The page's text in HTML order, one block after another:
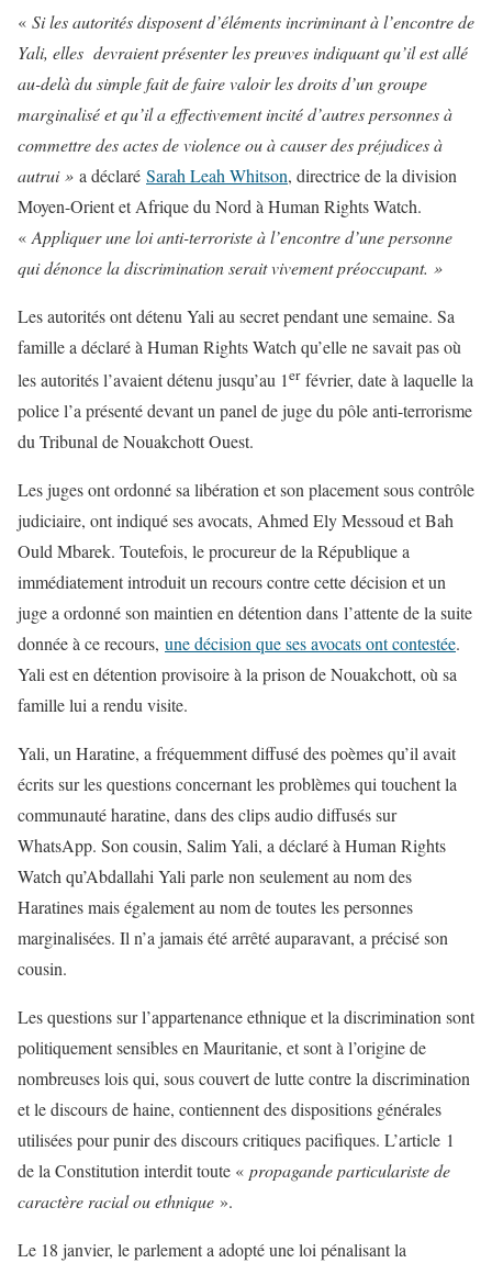
« Si les autorités disposent d’éléments incriminant à l’encontre de
Yali, elles devraient présenter les preuves indiquant qu’il est allé
au-delà du simple fait de faire valoir les droits d’un groupe
marginalisé et qu’il a effectivement incité d’autres personnes à
commettre des actes de violence ou à causer des préjudices à
autrui » a déclaré Sarah Leah Whitson, directrice de la division
Moyen-Orient et Afrique du Nord à Human Rights Watch.
« Appliquer une loi anti-terroriste à l’encontre d’une personne
qui dénonce la discrimination serait vivement préoccupant. »
Les autorités ont détenu Yali au secret pendant une semaine. Sa
famille a déclaré à Human Rights Watch qu’elle ne savait pas où
les autorités l’avaient détenu jusqu’au 1erfévrier, date à laquelle la
police l’a présenté devant un panel de juge du pôle anti-terrorisme
du Tribunal de Nouakchott Ouest.
Les juges ont ordonné sa libération et son placement sous contrôle
judiciaire, ont indiqué ses avocats, Ahmed Ely Messoud et Bah
Ould Mbarek. Toutefois, le procureur de la République a
immédiatement introduit un recours contre cette décision et un
juge a ordonné son maintien en détention dans l’attente de la suite
donnée à ce recours, une décision que ses avocats ont contestée.
Yali est en détention provisoire à la prison de Nouakchott, où sa
famille lui a rendu visite.
Yali, un Haratine, a fréquemment diffusé des poèmes qu’il avait
écrits sur les questions concernant les problèmes qui touchent la
communauté haratine, dans des clips audio diffusés sur
WhatsApp. Son cousin, Salim Yali, a déclaré à Human Rights
Watch qu’Abdallahi Yali parle non seulement au nom des
Haratines mais également au nom de toutes les personnes
marginalisées. Il n’a jamais été arrêté auparavant, a précisé son
cousin.
Les questions sur l’appartenance ethnique et la discrimination sont
politiquement sensibles en Mauritanie, et sont à l’origine de
nombreuses lois qui, sous couvert de lutte contre la discrimination
et le discours de haine, contiennent des dispositions générales
utilisées pour punir des discours critiques pacifiques. L’article 1
de la Constitution interdit toute « propagande particulariste de
caractère racial ou ethnique ».
Le 18 janvier, le parlement a adopté une loi pénalisant la